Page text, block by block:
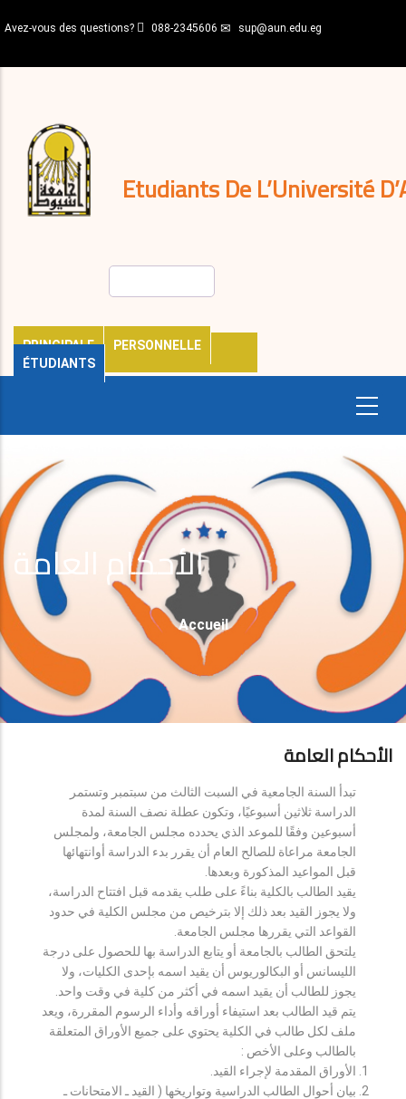
au
principal
Avez-vous des questions? 088-2345606 sup@aun.edu.eg
Etudiants De L’Université
PRINCIPALE
PERSONNELLE
ÉTUDIANTS
décisions
Expatriés
Journal
الأحكام العامة
Fil
D'Ariane
Accueil
الأحكام العامة
تبدأ السنة الجامعية في السبت الثالث من سبتمبر وتستمر
الدراسة ثلاثين أسبوعيًا، وتكون عطلة نصف السنة لمدة
أسبوعين وفقًا للموعد الذي يحدده مجلس الجامعة، ولمجلس
الجامعة مراعاة للصالح العام أن يقرر بدء الدراسة أوانتهائها
قبل المواعيد المذكورة وبعدها.
يقيد الطالب بالكلية بناءً على طلب يقدمه قبل افتتاح الدراسة،
ولا يجوز القيد بعد ذلك إلا بترخيص من مجلس الكلية في حدود
القواعد التي يقررها مجلس الجامعة.
يلتحق الطالب بالجامعة أو يتابع الدراسة بها للحصول على درجة
الليسانس أو البكالوريوس أن يقيد اسمه بإحدى الكليات، ولا
يجوز للطالب أن يقيد اسمه في أكثر من كلية في وقت واحد.
يتم قيد الطالب بعد استيفاء أوراقه وأداء الرسوم المقررة، ويعد
ملف لكل طالب في الكلية يحتوي على جميع الأوراق المتعلقة
بالطالب وعلى الأخص :
الأوراق المقدمة لإجراء القيد.
بيان أحوال الطالب الدراسية وتواريخها ( القيد ـ الامتحانات ـ